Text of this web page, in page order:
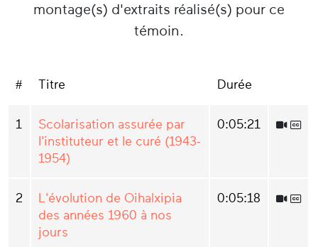
montage(s) d'extraits réalisé(s) pour ce
témoin.
# Titre Durée
1
Scolarisation assurée par
l'instituteur et le curé (1943-
1954)
0:05:21
2
L'évolution de Oihalxipia
des années 1960 à nos
jours
0:05:18